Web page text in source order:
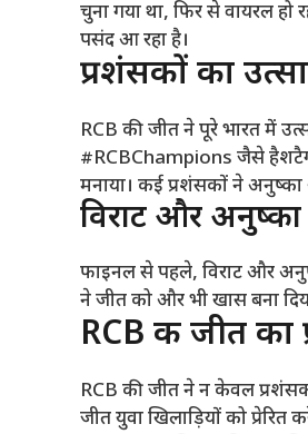
चुना गया था, फिर से वायरल हो
पसंद आ रहा है।
प्रशंसकों का
RCB की जीत ने पूरे भारत में
#RCBChampions जैसे
मनाया। कई प्रशंसकों ने
विराट और अनुष्का
फाइनल से पहले, विराट और
ने जीत को और भी खास बना
RCB की जीत का
RCB की जीत ने न केवल
जीत युवा खिलाड़ियों को